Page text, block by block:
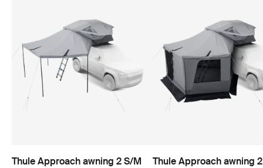
Thule Approach awning 2 S/M
Thule Approach awning